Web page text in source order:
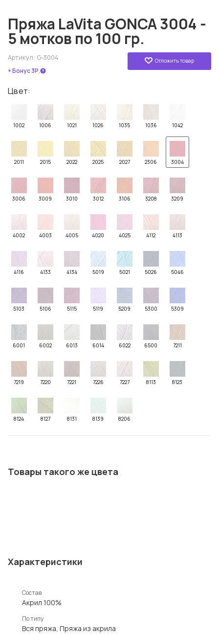
Пряжа LaVita GONCA 3004 -
5 мотков по 100 гр.
Отложить товар
Артикул: G-3004
+ Бонус 3Р.
Цвет:
1002 1006 1021 1026 1035 1036 1042
2011 2015 2022 2025 2027 2306 3004
3006 3009 3010 3012 3106 3208 3209
4002 4003 4005 4020 4025 4112 4113
4116 4133 4134 5019 5021 5026 5046
5103 5106 5115 5119 5209 5300 5309
6001 6002 6013 6014 6022 6500 7211
7219 7220 7221 7226 7227 8113 8123
8124 8127 8131 8139 8206
Товары такого же цвета
Характеристики
Состав
Акрил 100%
По типу
Вся пряжа, Пряжа из акрила